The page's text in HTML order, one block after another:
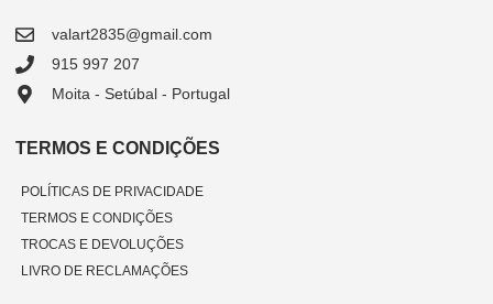
valart2835@gmail.com
915 997 207
Moita - Setúbal - Portugal
TERMOS E CONDIÇÕES
POLÍTICAS DE PRIVACIDADE
TERMOS E CONDIÇÕES
TROCAS E DEVOLUÇÕES
LIVRO DE RECLAMAÇÕES